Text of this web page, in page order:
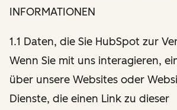
INFORMATIONEN
1.1 Daten, die Sie HubSpot zur
Wenn Sie mit uns interagieren,
über unsere Websites oder
Dienste, die einen Link zu dieser